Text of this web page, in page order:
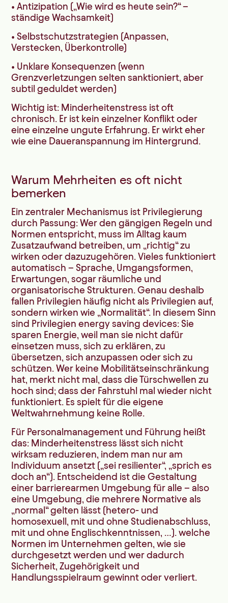
• Antizipation („Wie wird es heute sein?“ –
ständige Wachsamkeit)
• Selbstschutzstrategien (Anpassen,
Verstecken, Überkontrolle)
• Unklare Konsequenzen (wenn
Grenzverletzungen selten sanktioniert, aber
subtil geduldet werden)
Wichtig ist: Minderheitenstress ist oft
chronisch. Er ist kein einzelner Konflikt oder
eine einzelne ungute Erfahrung. Er wirkt eher
wie eine Daueranspannung im Hintergrund.
Warum Mehrheiten es oft nicht
bemerken
Ein zentraler Mechanismus ist Privilegierung
durch Passung: Wer den gängigen Regeln und
Normen entspricht, muss im Alltag kaum
Zusatzaufwand betreiben, um „richtig“ zu
wirken oder dazuzugehören. Vieles funktioniert
automatisch – Sprache, Umgangsformen,
Erwartungen, sogar räumliche und
organisatorische Strukturen. Genau deshalb
fallen Privilegien häufig nicht als Privilegien auf,
sondern wirken wie „Normalität“. In diesem Sinn
sind Privilegien energy saving devices: Sie
sparen Energie, weil man sie nicht dafür
einsetzen muss, sich zu erklären, zu
übersetzen, sich anzupassen oder sich zu
schützen. Wer keine Mobilitätseinschränkung
hat, merkt nicht mal, dass die Türschwellen zu
hoch sind; dass der Fahrstuhl mal wieder nicht
funktioniert. Es spielt für die eigene
Weltwahrnehmung keine Rolle.
Für Personalmanagement und Führung heißt
das: Minderheitenstress lässt sich nicht
wirksam reduzieren, indem man nur am
Individuum ansetzt („sei resilienter“, „sprich es
doch an“). Entscheidend ist die Gestaltung
einer barrierearmen Umgebung für alle – also
eine Umgebung, die mehrere Normative als
„normal“ gelten lässt (hetero- und
homosexuell, mit und ohne Studienabschluss,
mit und ohne Englischkenntnissen, …). welche
Normen im Unternehmen gelten, wie sie
durchgesetzt werden und wer dadurch
Sicherheit, Zugehörigkeit und
Handlungsspielraum gewinnt oder verliert.